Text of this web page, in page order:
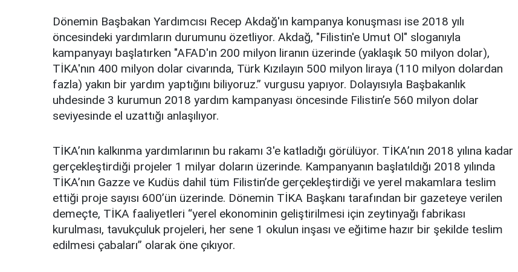
Dönemin Başbakan Yardımcısı Recep Akdağ'ın kampanya konuşması ise 2018 yılı
öncesindeki yardımların durumunu özetliyor. Akdağ, "Filistin'e Umut Ol" sloganıyla
kampanyayı başlatırken "AFAD'ın 200 milyon liranın üzerinde (yaklaşık 50 milyon dolar),
TİKA'nın 400 milyon dolar civarında, Türk Kızılayın 500 milyon liraya (110 milyon dolardan
fazla) yakın bir yardım yaptığını biliyoruz.” vurgusu yapıyor. Dolayısıyla Başbakanlık
uhdesinde 3 kurumun 2018 yardım kampanyası öncesinde Filistin’e 560 milyon dolar
seviyesinde el uzattığı anlaşılıyor.
TİKA’nın kalkınma yardımlarının bu rakamı 3'e katladığı görülüyor. TİKA’nın 2018 yılına kadar
gerçekleştirdiği projeler 1 milyar doların üzerinde. Kampanyanın başlatıldığı 2018 yılında
TİKA’nın Gazze ve Kudüs dahil tüm Filistin’de gerçekleştirdiği ve yerel makamlara teslim
ettiği proje sayısı 600’ün üzerinde. Dönemin TİKA Başkanı tarafından bir gazeteye verilen
demeçte, TİKA faaliyetleri “yerel ekonominin geliştirilmesi için zeytinyağı fabrikası
kurulması, tavukçuluk projeleri, her sene 1 okulun inşası ve eğitime hazır bir şekilde teslim
edilmesi çabaları” olarak öne çıkıyor.